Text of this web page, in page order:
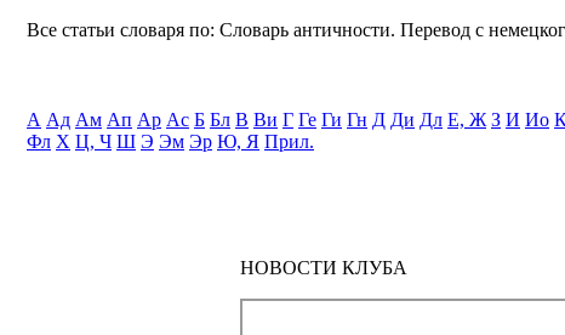
Все статьи словаря по: Словарь античности. Перевод с
А Ад Ам Ап Ар Ас Б Бл В Ви Г Ге Ги Гн Д Ди Дл Е, Ж З И Ио
Фл Х Ц, Ч Ш Э Эм Эр Ю, Я Прил.
НОВОСТИ КЛУБА